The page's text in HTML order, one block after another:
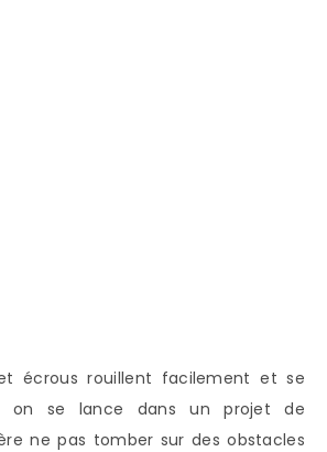
écrous rouillent facilement et se
on se lance dans un projet de
ne pas tomber sur des obstacles